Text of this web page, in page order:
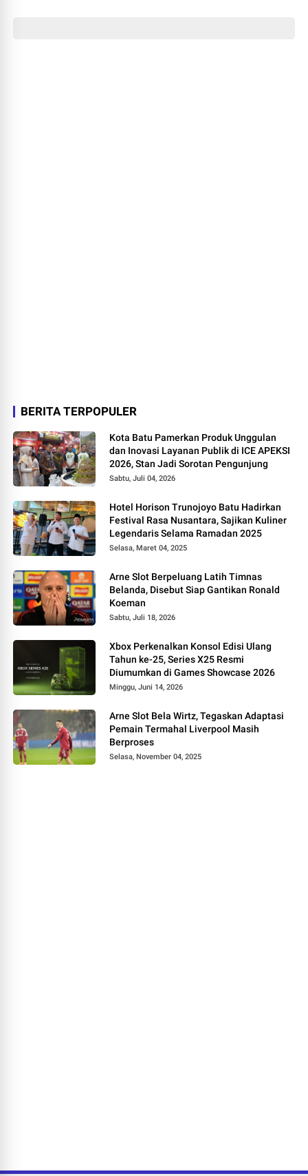
BERITA TERPOPULER
Kota Batu Pamerkan Produk Unggulan
dan Inovasi Layanan Publik di ICE APEKSI
2026, Stan Jadi Sorotan Pengunjung
Sabtu, Juli 04, 2026
Hotel Horison Trunojoyo Batu Hadirkan
Festival Rasa Nusantara, Sajikan Kuliner
Legendaris Selama Ramadan 2025
Selasa, Maret 04, 2025
Arne Slot Berpeluang Latih Timnas
Belanda, Disebut Siap Gantikan Ronald
Koeman
Sabtu, Juli 18, 2026
Xbox Perkenalkan Konsol Edisi Ulang
Tahun ke-25, Series X25 Resmi
Diumumkan di Games Showcase 2026
Minggu, Juni 14, 2026
Arne Slot Bela Wirtz, Tegaskan Adaptasi
Pemain Termahal Liverpool Masih
Berproses
Selasa, November 04, 2025